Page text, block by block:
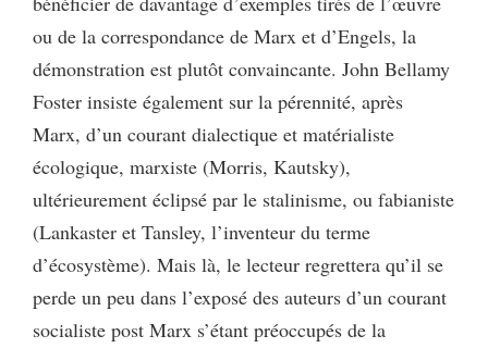
ou de la correspondance de Marx et d’Engels, la
démonstration est plutôt convaincante. John Bellamy
Foster insiste également sur la pérennité, après
Marx, d’un courant dialectique et matérialiste
écologique, marxiste (Morris, Kautsky),
ultérieurement éclipsé par le stalinisme, ou fabianiste
(Lankaster et Tansley, l’inventeur du terme
d’écosystème). Mais là, le lecteur regrettera qu’il se
perde un peu dans l’exposé des auteurs d’un courant
socialiste post Marx s’étant préoccupés de la